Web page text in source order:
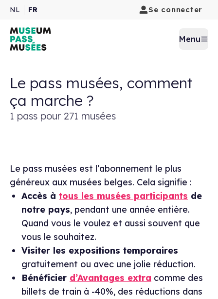
NL FR Se connecter
Menu
Le pass musées, comment
ça marche ?
1 pass pour 271 musées
Le pass musées est l’abonnement le plus
généreux aux musées belges. Cela signifie :
Accès à tous les musées participants de
notre pays, pendant une année entière.
Quand vous le voulez et aussi souvent que
vous le souhaitez.
Visiter les expositions temporaires
gratuitement ou avec une jolie réduction.
Bénéficier d’Avantages extra comme des
billets de train à -40%, des réductions dans